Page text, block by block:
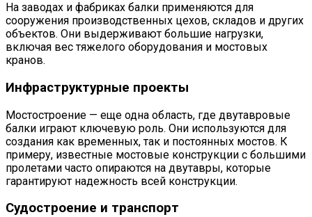
На заводах и фабриках балки применяются для
сооружения производственных цехов, складов и других
объектов. Они выдерживают большие нагрузки,
включая вес тяжелого оборудования и мостовых
кранов.
Инфраструктурные проекты
Мостостроение — еще одна область, где двутавровые
балки играют ключевую роль. Они используются для
создания как временных, так и постоянных мостов. К
примеру, известные мостовые конструкции с большими
пролетами часто опираются на двутавры, которые
гарантируют надежность всей конструкции.
Судостроение и транспорт